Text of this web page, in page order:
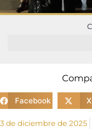
Facebook X
3 de diciembre de 2025